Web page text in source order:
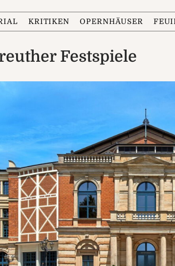
KRITIKEN OPERNHÄUSER
Festspiele